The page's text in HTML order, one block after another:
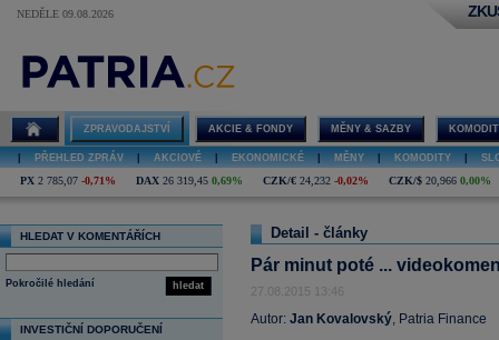
NEDĚLE 09.08.2026
ZPRAVODAJSTVÍ AKCIE & FONDY MĚNY & SAZBY
PŘEHLED ZPRÁV AKCIOVÉ EKONOMICKÉ MĚNY KOMODITY
PX 2 785,07 -0,71% DAX 26 319,45 0,69% CZK/€ 24,232 -0,02% CZK/$ 20,966 0,00%
HLEDAT V KOMENTÁŘÍCH
hledat
Pokročilé hledání
INVESTIČNÍ DOPORUČENÍ
Detail - články
Pár minut poté ...
27.08.2015 13:46
Autor: Jan Kovalovský, Patria Finance